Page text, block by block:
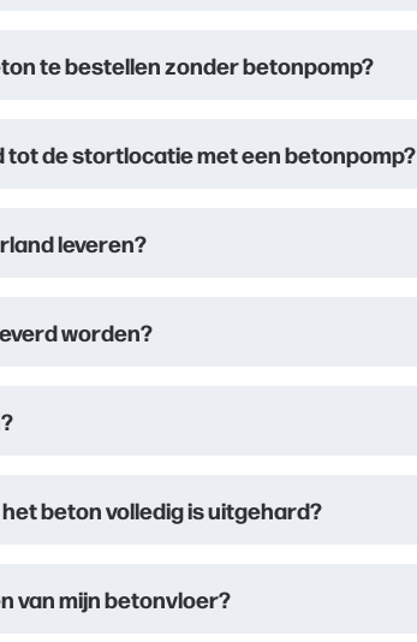
te bestellen zonder betonpomp?
tot de stortlocatie met een betonpomp?
leveren?
worden?
beton volledig is uitgehard?
van mijn betonvloer?